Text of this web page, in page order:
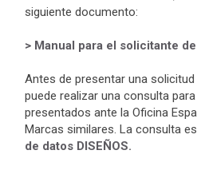
siguiente documento:
> Manual para el solicitante
Antes de presentar una
puede realizar una consulta
presentados ante la Oficina
Marcas similares. La consulta
de datos DISEÑOS.